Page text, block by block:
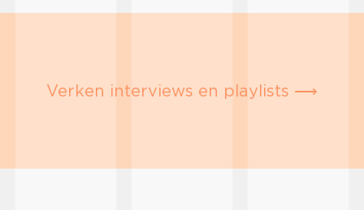
Verken interviews en playlists ⟶